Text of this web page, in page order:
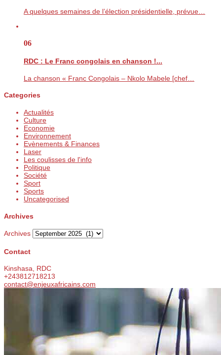
A quelques semaines de l’élection présidentielle, prévue…
06
RDC : Le Franc congolais en chanson !...
La chanson « Franc Congolais – Nkolo Mabele [chef…
Categories
Actualités
Culture
Economie
Environnement
Evènements & Finances
Laser
Les coulisses de l'info
Politique
Société
Sport
Sports
Uncategorised
Archives
Archives
Contact
Kinshasa, RDC
+243812718213
contact@enjeuxafricains.com